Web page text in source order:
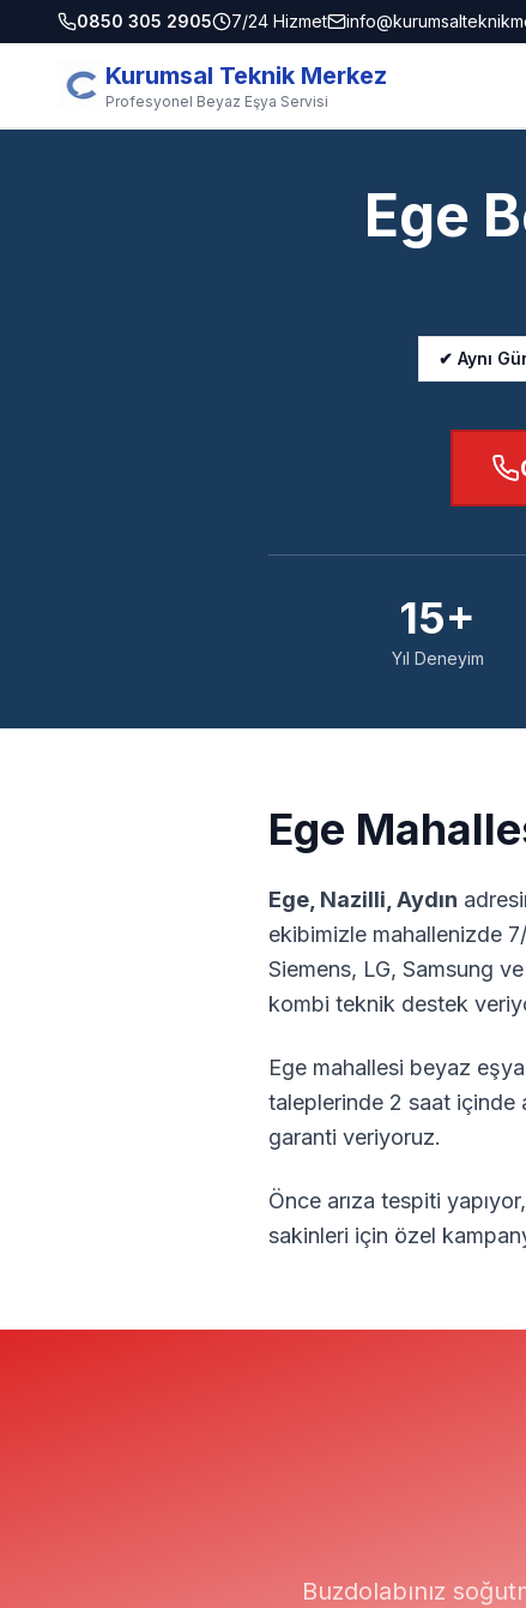
0850 305 2905 7/24 Hizmet
Kurumsal Teknik Merkez
Profesyonel Beyaz Eşya Servisi
Ege
✔ Aynı
15+
Yıl Deneyim
Ege
Ege Nazilli Aydın
ekibimizle mahallenizde
Siemens, LG, Samsung
kombi teknik destek
Ege mahallesi beyaz
taleplerinde 2 saat içinde
garanti veriyoruz.
Önce arıza tespiti
sakinleri için özel
Buzdolabınız